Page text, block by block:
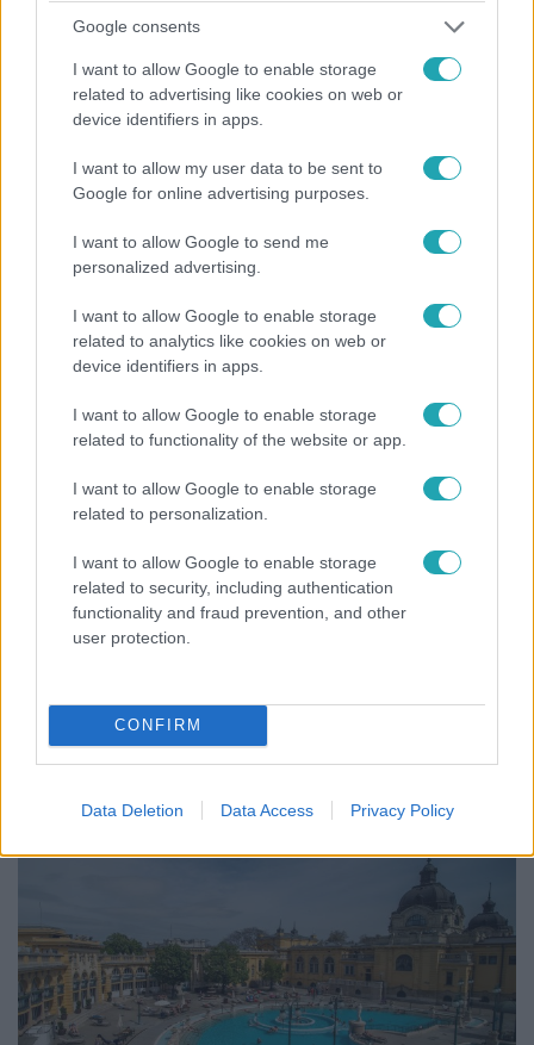
Google consents
I want to allow Google to enable storage
related to advertising like cookies on web or
device identifiers in apps.
I want to allow my user data to be sent to
Google for online advertising purposes.
I want to allow Google to send me
personalized advertising.
I want to allow Google to enable storage
related to analytics like cookies on web or
device identifiers in apps.
I want to allow Google to enable storage
related to functionality of the website or app.
I want to allow Google to enable storage
related to personalization.
I want to allow Google to enable storage
related to security, including authentication
functionality and fraud prevention, and other
user protection.
CONFIRM
Data Deletion Data Access Privacy Policy
Belföld
2021. december 22. 6:57
koronavírus elleni oltást
Akik nem bíznak a vakcinákban, diszkriminációként élik
meg a szelektív intézkedéseket. Szakértők szerint minden
esetben mérlegelni kell, hogy a korlátozásnak van-e
Külföld
2021. december 21. 18:04
utazni az uniós oltási igazolvánnyal
Az unión belüli utazásra vonatkozó új szabályok